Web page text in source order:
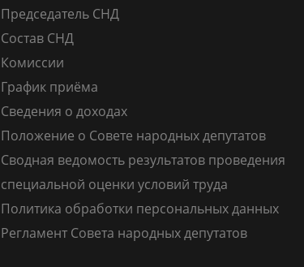
Председатель СНД
Состав СНД
Комиссии
График приёма
Сведения о доходах
Положение о Совете народных депутатов
Сводная ведомость результатов проведения
специальной оценки условий труда
Политика обработки персональных данных
Регламент Совета народных депутатов